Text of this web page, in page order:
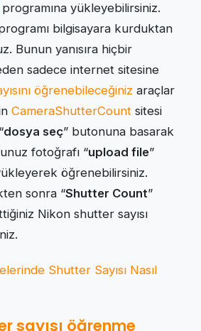
programına yükleyebilirsiniz.
bilgisayara kurduktan
Bunun yanısıra hiçbir
sadece internet sitesine
öğrenebileceğiniz araçlar
CameraShutterCount sitesi
dosya seç” butonuna basarak
fotoğrafı “upload file”
öğrenebilirsiniz.
sonra “Shutter Count”
Nikon shutter sayısı
sayısı öğrenme